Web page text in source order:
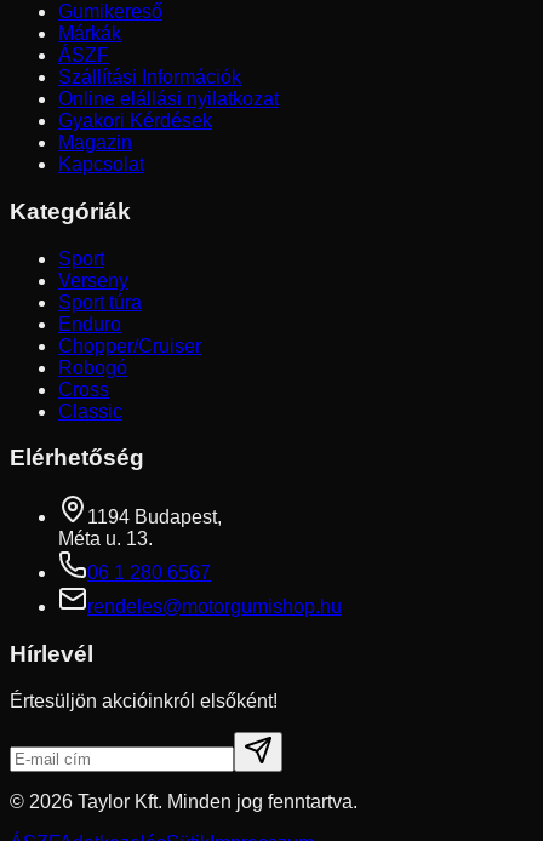
Gumikereső
Márkák
ÁSZF
Szállítási Információk
Online elállási nyilatkozat
Gyakori Kérdések
Magazin
Kapcsolat
Kategóriák
Sport
Verseny
Sport túra
Enduro
Chopper/Cruiser
Robogó
Cross
Classic
Elérhetőség
1194 Budapest,
Méta u. 13.
06 1 280 6567
rendeles@motorgumishop.hu
Hírlevél
Értesüljön akcióinkról elsőként!
© 2026 Taylor Kft. Minden jog fenntartva.